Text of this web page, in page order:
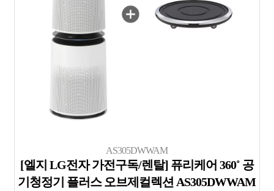
AS305DWWAM
[엘지 LG전자 가전구독/렌탈] 퓨리케어 360˚ 공
기청정기 플러스 오브제컬렉션 AS305DWWAM